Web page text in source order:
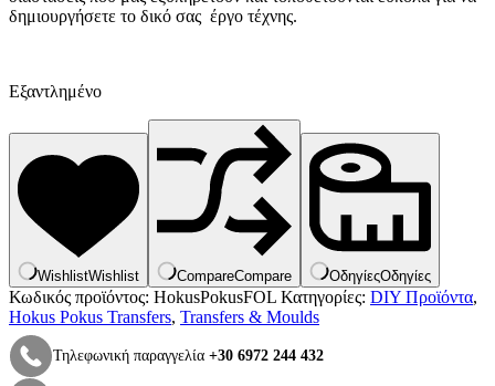
δημιουργήσετε το δικό σας έργο τέχνης.
Εξαντλημένο
WishlistWishlist CompareCompare ΟδηγίεςΟδηγίες
Κωδικός προϊόντος: HokusPokusFOL Κατηγορίες: DIY Προϊόντα,
Hokus Pokus Transfers, Transfers & Moulds
Τηλεφωνική παραγγελία +30 6972 244 432